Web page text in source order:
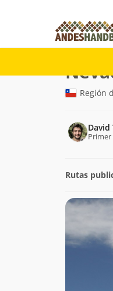
Región
David
Rutas